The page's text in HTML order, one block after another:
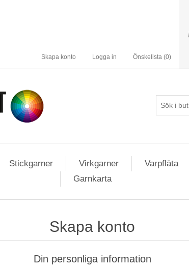
Skapa konto Logga in Önskelista (0)
Stickgarner Virkgarner Varpfläta
Garnkarta
Skapa konto
Din personliga information